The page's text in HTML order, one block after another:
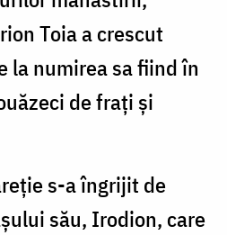
Toia a crescut
la numirea sa fiind în
de frați și
s-a îngrijit de
său, Irodion, care